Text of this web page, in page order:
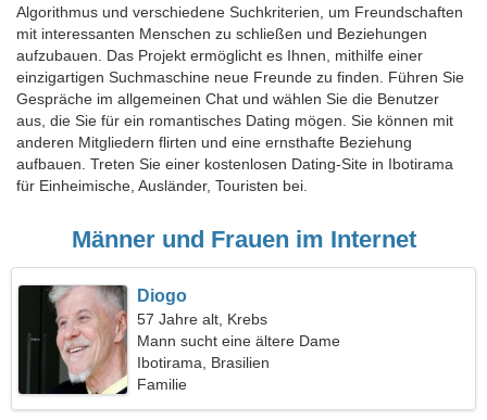
Algorithmus und verschiedene Suchkriterien, um Freundschaften
mit interessanten Menschen zu schließen und Beziehungen
aufzubauen. Das Projekt ermöglicht es Ihnen, mithilfe einer
einzigartigen Suchmaschine neue Freunde zu finden. Führen Sie
Gespräche im allgemeinen Chat und wählen Sie die Benutzer
aus, die Sie für ein romantisches Dating mögen. Sie können mit
anderen Mitgliedern flirten und eine ernsthafte Beziehung
aufbauen. Treten Sie einer kostenlosen Dating-Site in Ibotirama
für Einheimische, Ausländer, Touristen bei.
Männer und Frauen im Internet
Diogo
57 Jahre alt, Krebs
Mann sucht eine ältere Dame
Ibotirama, Brasilien
Familie